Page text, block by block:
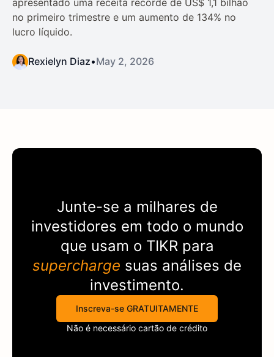
no primeiro trimestre e um aumento de 134% no
lucro líquido.
Rexielyn Diaz•May 2, 2026
Junte-se a milhares de
investidores em todo o mundo
que usam o TIKRpara
supercharge suas análises de
investimento.
Inscreva-se GRATUITAMENTE
Não é necessário cartão de crédito